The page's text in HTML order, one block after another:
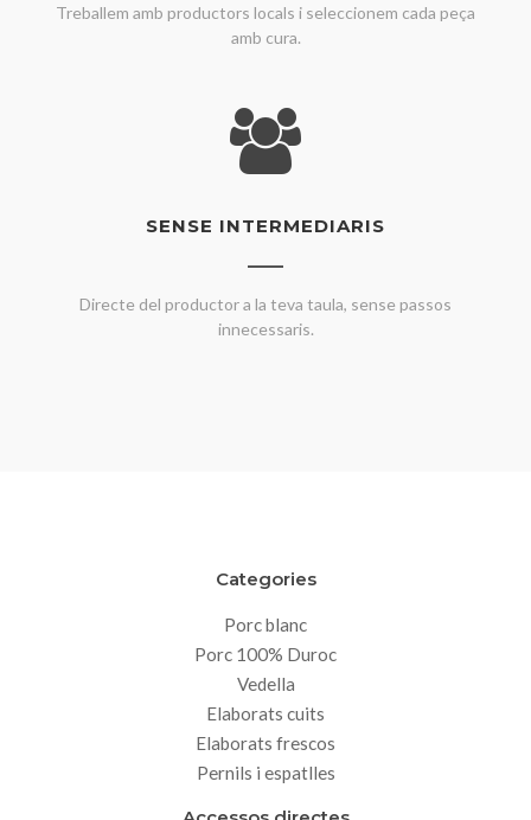
Treballem amb productors locals i seleccionem cada peça
amb cura.
SENSE INTERMEDIARIS
Directe del productor a la teva taula, sense passos
innecessaris.
Categories
Porc blanc
Porc 100% Duroc
Vedella
Elaborats cuits
Elaborats frescos
Pernils i espatlles